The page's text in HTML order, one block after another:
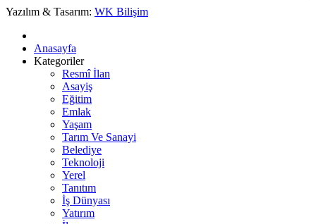
Yazılım & Tasarım: WK Bilişim
Anasayfa
Kategoriler
Resmî İlan
Asayiş
Eğitim
Emlak
Yaşam
Tarım Ve Sanayi
Belediye
Teknoloji
Yerel
Tanıtım
İş Dünyası
Yatırım